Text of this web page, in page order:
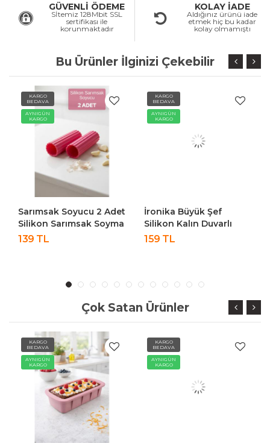
GÜVENLİ ÖDEME
Sİtemiz 128Mbit SSL
sertifikası ile
korunmaktadır
KOLAY İADE
Aldığınız ürünü iade
etmek hiç bu kadar
kolay olmamıştı
Bu Ürünler İlginizi Çekebilir
KARGO
BEDAVA
AYNIGÜN
KARGO
Sarımsak Soyucu 2 Adet
Silikon Sarımsak Soyma
Aparatı Rulo Sarımsak
139 TL
KARGO
BEDAVA
AYNIGÜN
KARGO
İronika Büyük Şef
Silikon Kalın Duvarlı
Yuvarlak Kek Kalıbı
159 TL
Çok Satan Ürünler
KARGO
BEDAVA
AYNIGÜN
KARGO
KARGO
BEDAVA
AYNIGÜN
KARGO